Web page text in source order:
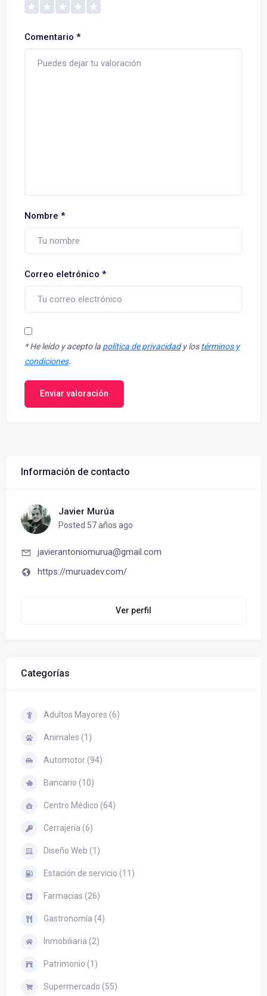
Comentario *
Nombre *
Correo eletrónico *
*He leído y acepto la política de privacidady lostérminos y
condiciones.
Enviar valoración
Información de contacto
Javier Murúa
Posted 57 años ago
javierantoniomurua@gmail.com
https://muruadev.com/
Ver perfil
Categorías
Adultos Mayores (6)
Animales (1)
Automotor (94)
Bancario (10)
Centro Médico (64)
Cerrajería (6)
Diseño Web (1)
Estación de servicio (11)
Farmacias (26)
Gastronomía (4)
Inmobiliaria (2)
Patrimonio (1)
Supermercado (55)